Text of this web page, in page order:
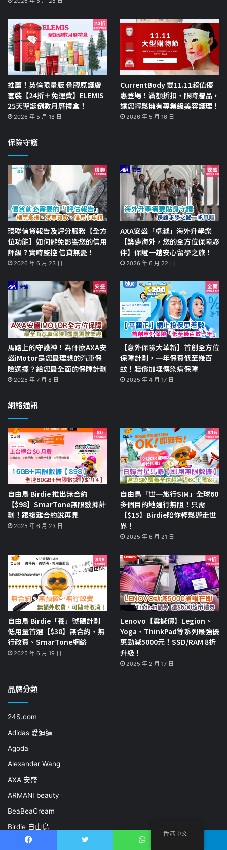
推薦！英倫限量版 骨膠原護膚
套裝【24折＋免運費】ELEMIS
25天聖誕倒數月曆禮盒！
2026 年 5 月 18 日
CurrentBody 雙11.11超值優
惠登場！滿額折扣、限時贈品，
讓您輕鬆擁有專業級美容護理！
2026 年 5 月 16 日
保險守護
環聯信貸報告及評分服務【全方
位功能】如何避免影響您的信用
評級？實時監控 信貸無憂！
2026 年 6 月 23 日
AXA安盛「卓越」海外升學樂
【築夢海外，您的全方位保障夥
伴】保證一趟安心留學之旅！
2026 年 6 月 22 日
馬路上的守護神！為什麼AXA安
盛iMotor是您最理想的汽車保
險選擇？給您最全面的保障計劃
2025 年 7 月 8 日
【意外保險大革新】首創全方位
保障計劃，一年保費低至幾百
蚊！賠償加埋傳染病保障
2025 年 4 月 17 日
網絡通訊
自由鳥 Birdie 推出無合約
【$98】SmarTone無限數據計
劃！跟複雜合約說再見
2025 年 6 月 23 日
自由鳥「世一旅行SIM」全球60
多個目的地通行無阻！只需
【$15】Birdie陪你輕鬆遊走世
界！
2025 年 6 月 21 日
自由鳥 Birdie「養」號碼計劃
低用量首選【$38】無合約、無
行政費、SmarTone網絡
2025 年 6 月 19 日
Lenovo【震撼價】Legion、
Yoga、ThinkPad等系列最強優
惠勁減5000元！SSD/RAM 8折
升級！
2025 年 2 月 17 日
品牌分類
24S.com
Adidas 愛迪達
Agoda
Alexander Wang
AXA 安盛
ARMANI beauty
BeaBeaCream
Birdie 自由鳥
Blue (香港網上人壽保險公司)
香港中文